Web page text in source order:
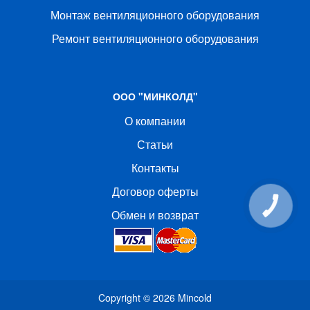
Монтаж вентиляционного оборудования
Ремонт вентиляционного оборудования
ООО "МИНКОЛД"
О компании
Статьи
Контакты
Договор оферты
Обмен и возврат
Copyright © 2026 Mincold
КНОПКА
СВЯЗИ